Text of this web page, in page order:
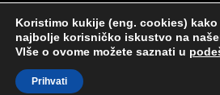
© 2026 Portal Ledine.rs All
Koristimo kukije (eng. cookies)
najbolje korisničko iskustvo na
VIše o ovome možete saznati u
Prihvati